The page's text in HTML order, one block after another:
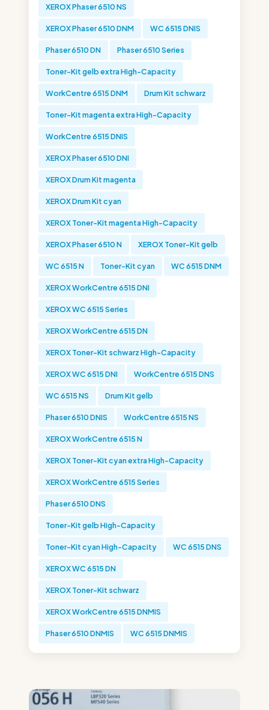
XEROX Phaser 6510 NS
XEROX Phaser 6510 DNM WC 6515 DNIS
Phaser 6510 DN Phaser 6510 Series
Toner-Kit gelb extra High-Capacity
WorkCentre 6515 DNM Drum Kit schwarz
Toner-Kit magenta extra High-Capacity
WorkCentre 6515 DNIS
XEROX Phaser 6510 DNI
XEROX Drum Kit magenta
XEROX Drum Kit cyan
XEROX Toner-Kit magenta High-Capacity
XEROX Phaser 6510 N XEROX Toner-Kit gelb
WC 6515 N Toner-Kit cyan WC 6515 DNM
XEROX WorkCentre 6515 DNI
XEROX WC 6515 Series
XEROX WorkCentre 6515 DN
XEROX Toner-Kit schwarz High-Capacity
XEROX WC 6515 DNI WorkCentre 6515 DNS
WC 6515 NS Drum Kit gelb
Phaser 6510 DNIS WorkCentre 6515 NS
XEROX WorkCentre 6515 N
XEROX Toner-Kit cyan extra High-Capacity
XEROX WorkCentre 6515 Series
Phaser 6510 DNS
Toner-Kit gelb High-Capacity
Toner-Kit cyan High-Capacity WC 6515 DNS
XEROX WC 6515 DN
XEROX Toner-Kit schwarz
XEROX WorkCentre 6515 DNMIS
Phaser 6510 DNMIS WC 6515 DNMIS